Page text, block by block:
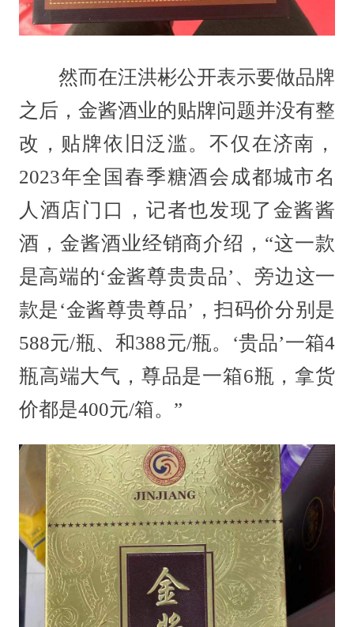
然而在汪洪彬公开表示要做品牌
之后，金酱酒业的贴牌问题并没有整
改，贴牌依旧泛滥。不仅在济南，
2023年全国春季糖酒会成都城市名
人酒店门口，记者也发现了金酱酱
酒，金酱酒业经销商介绍，“这一款
是高端的‘金酱尊贵贵品’、旁边这一
款是‘金酱尊贵尊品’，扫码价分别是
588元/瓶、和388元/瓶。‘贵品’一箱4
瓶高端大气，尊品是一箱6瓶，拿货
价都是400元/箱。”